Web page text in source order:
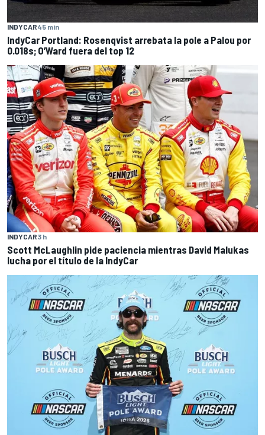
INDYCAR45 min
IndyCar Portland: Rosenqvist arrebata la pole a Palou por
0.018s; O’Ward fuera del top 12
INDYCAR3 h
Scott McLaughlin pide paciencia mientras David Malukas
lucha por el título de la IndyCar